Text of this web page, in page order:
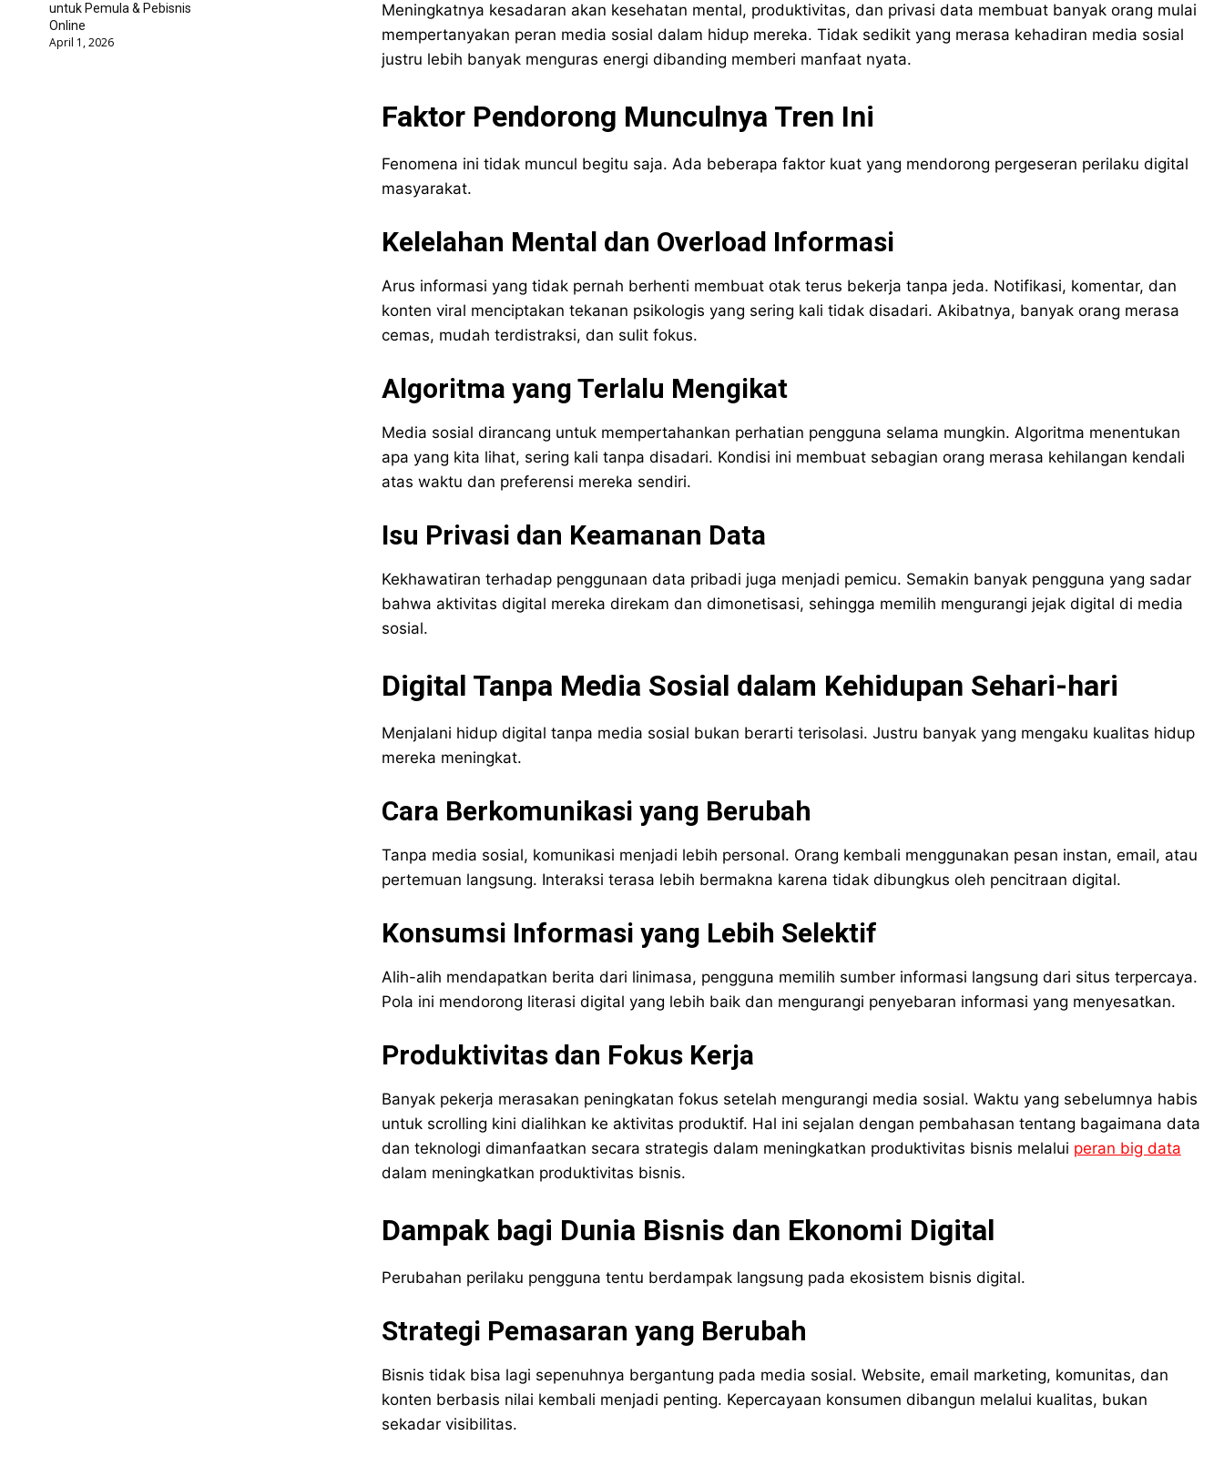
untuk Pemula & Pebisnis
Online
April 1, 2026
Meningkatnya kesadaran akan kesehatan mental, produktivitas, dan privasi data membuat banyak orang mulai
mempertanyakan peran media sosial dalam hidup mereka. Tidak sedikit yang merasa kehadiran media sosial
justru lebih banyak menguras energi dibanding memberi manfaat nyata.
Faktor Pendorong Munculnya Tren Ini
Fenomena ini tidak muncul begitu saja. Ada beberapa faktor kuat yang mendorong pergeseran perilaku digital
masyarakat.
Kelelahan Mental dan Overload Informasi
Arus informasi yang tidak pernah berhenti membuat otak terus bekerja tanpa jeda. Notifikasi, komentar, dan
konten viral menciptakan tekanan psikologis yang sering kali tidak disadari. Akibatnya, banyak orang merasa
cemas, mudah terdistraksi, dan sulit fokus.
Algoritma yang Terlalu Mengikat
Media sosial dirancang untuk mempertahankan perhatian pengguna selama mungkin. Algoritma menentukan
apa yang kita lihat, sering kali tanpa disadari. Kondisi ini membuat sebagian orang merasa kehilangan kendali
atas waktu dan preferensi mereka sendiri.
Isu Privasi dan Keamanan Data
Kekhawatiran terhadap penggunaan data pribadi juga menjadi pemicu. Semakin banyak pengguna yang sadar
bahwa aktivitas digital mereka direkam dan dimonetisasi, sehingga memilih mengurangi jejak digital di media
sosial.
Digital Tanpa Media Sosial dalam Kehidupan Sehari-hari
Menjalani hidup digital tanpa media sosial bukan berarti terisolasi. Justru banyak yang mengaku kualitas hidup
mereka meningkat.
Cara Berkomunikasi yang Berubah
Tanpa media sosial, komunikasi menjadi lebih personal. Orang kembali menggunakan pesan instan, email, atau
pertemuan langsung. Interaksi terasa lebih bermakna karena tidak dibungkus oleh pencitraan digital.
Konsumsi Informasi yang Lebih Selektif
Alih-alih mendapatkan berita dari linimasa, pengguna memilih sumber informasi langsung dari situs terpercaya.
Pola ini mendorong literasi digital yang lebih baik dan mengurangi penyebaran informasi yang menyesatkan.
Produktivitas dan Fokus Kerja
Banyak pekerja merasakan peningkatan fokus setelah mengurangi media sosial. Waktu yang sebelumnya habis
untuk scrolling kini dialihkan ke aktivitas produktif. Hal ini sejalan dengan pembahasan tentang bagaimana data
dan teknologi dimanfaatkan secara strategis dalam meningkatkan produktivitas bisnis melalui peran big data
dalam meningkatkan produktivitas bisnis.
Dampak bagi Dunia Bisnis dan Ekonomi Digital
Perubahan perilaku pengguna tentu berdampak langsung pada ekosistem bisnis digital.
Strategi Pemasaran yang Berubah
Bisnis tidak bisa lagi sepenuhnya bergantung pada media sosial. Website, email marketing, komunitas, dan
konten berbasis nilai kembali menjadi penting. Kepercayaan konsumen dibangun melalui kualitas, bukan
sekadar visibilitas.